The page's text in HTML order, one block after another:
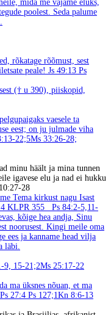
mida me vajame eluks,
poolest. Seda palume
rõkatage rõõmust, sest
peale! Js 49:13 Ps
(† u 390), piiskopid,
vaesele ta
eest; on ju julmade viha
22;5Ms 33:26-28;
minu häält ja mina tunnen
igavese elu ja nad ei hukku
28
Tema kirkust nagu Isast
KLPR 355
Ps 84:2-5,11-
kõige hea andja, Sinu
noorusest. Kingi meile oma
ees ja kanname head vilja
läbi.
9, 15-21;2Ms 25:17-22
ma üksnes nõuan, et ma
27:4 Ps 127;1Kn 8:6-13